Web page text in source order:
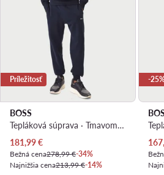
Príležitosť
BOSS
Tepláková súprava · Tmavomodrá
Aktuálna cena
181,99€
Bežná cena278,99 €-34%
Najnižšia cena213,99 €-14%
-